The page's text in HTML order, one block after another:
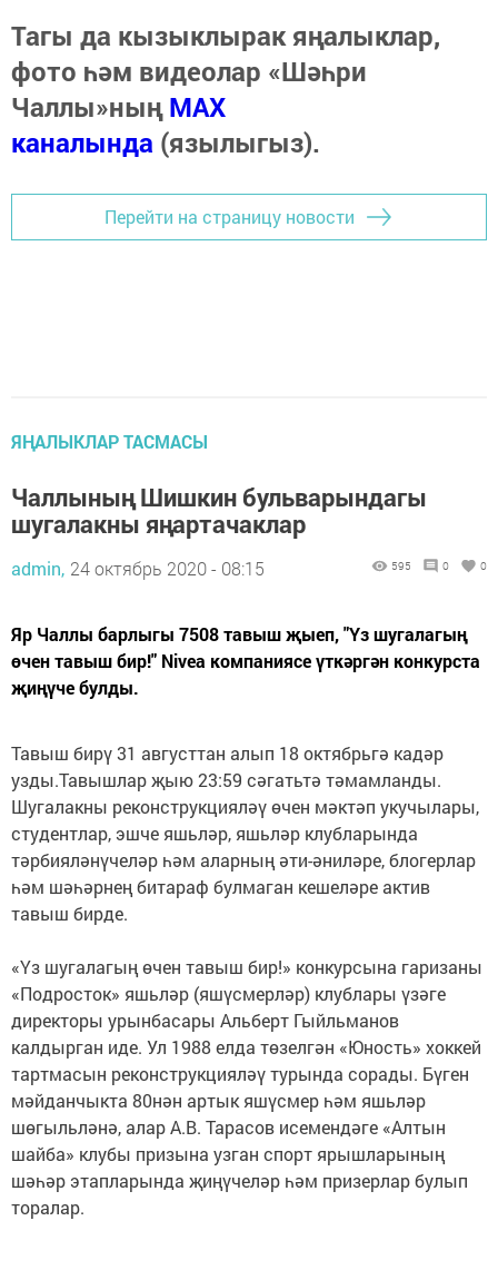
Тагы да кызыклырак яңалыклар,
фото һәм видеолар «Шәһри
Чаллы»ныңMAX
каналында (язылыгыз).
Перейти на страницу новости
ЯҢАЛЫКЛАР ТАСМАСЫ
Чаллының Шишкин бульварындагы
шугалакны яңартачаклар
admin, 24 октябрь 2020 - 08:15 595 0 0
Яр Чаллы барлыгы 7508 тавыш җыеп, "Үз шугалагың
өчен тавыш бир!" Nivea компаниясе үткәргән конкурста
җиңүче булды.
Тавыш бирү 31 августтан алып 18 октябрьгә кадәр
узды.Тавышлар җыю 23:59 сәгатьтә тәмамланды.
Шугалакны реконструкцияләү өчен мәктәп укучылары,
студентлар, эшче яшьләр, яшьләр клубларында
тәрбияләнүчеләр һәм аларның әти-әниләре, блогерлар
һәм шәһәрнең битараф булмаган кешеләре актив
тавыш бирде.
«Үз шугалагың өчен тавыш бир!» конкурсына гаризаны
«Подросток» яшьләр (яшүсмерләр) клублары үзәге
директоры урынбасары Альберт Гыйльманов
калдырган иде. Ул 1988 елда төзелгән «Юность» хоккей
тартмасын реконструкцияләү турында сорады. Бүген
мәйданчыкта 80нән артык яшүсмер һәм яшьләр
шөгыльләнә, алар А.В. Тарасов исемендәге «Алтын
шайба» клубы призына узган спорт ярышларының
шәһәр этапларында җиңүчеләр һәм призерлар булып
торалар.